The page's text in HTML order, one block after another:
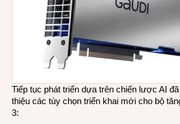
Tiếp tục phát triển dựa trên chiến lược AI
thiệu các tùy chọn triển khai mới cho bộ
3: